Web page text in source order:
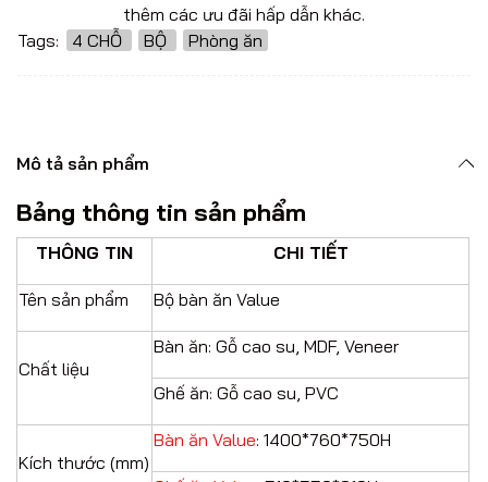
thêm các ưu đãi hấp dẫn khác.
Tags:
4 CHỖ BỘ Phòng ăn
Mô tả sản phẩm
Bảng thông tin sản phẩm
THÔNG TIN CHI TIẾT
Tên sản phẩm Bộ bàn ăn Value
Chất liệu
Bàn ăn: Gỗ cao su, MDF, Veneer
Ghế ăn: Gỗ cao su, PVC
Kích thước (mm)
Bàn ăn Value: 1400*760*750H